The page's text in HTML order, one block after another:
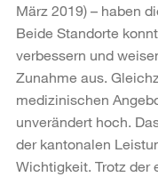
März 2019) – haben
Beide Standorte
verbessern und
Zunahme aus.
medizinischen
unverändert hoch.
der kantonalen
Wichtigkeit. Trotz der